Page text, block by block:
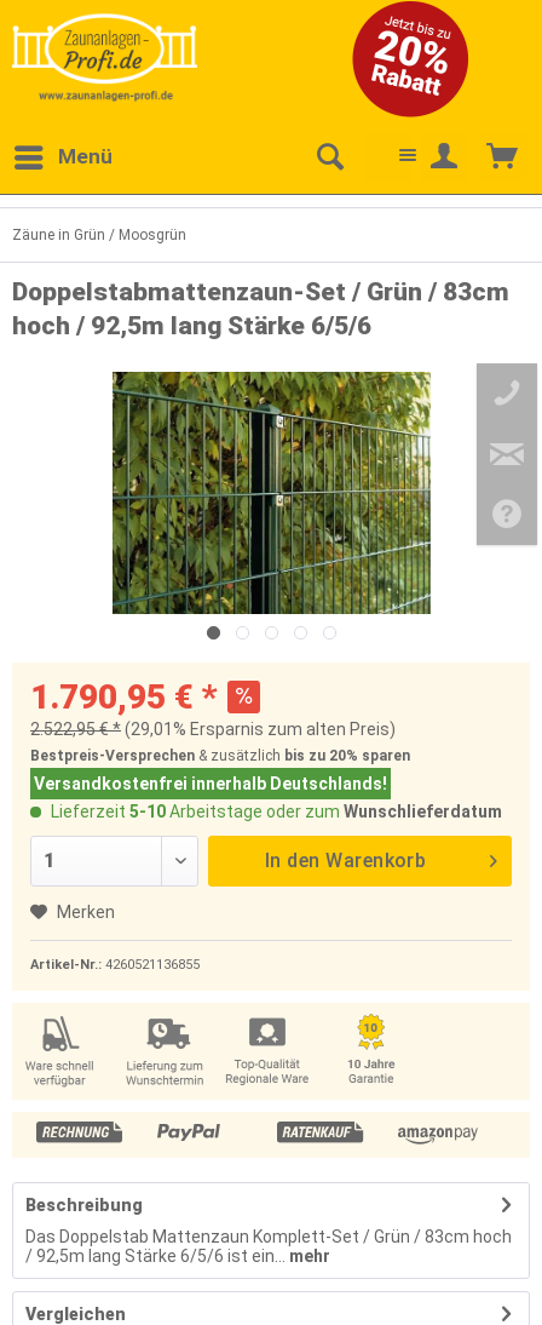
Menü
Zäune in Grün / Moosgrün
Doppelstabmattenzaun-Set / Grün / 83cm
hoch / 92,5m lang Stärke 6/5/6
1.790,95 € *
2.522,95 € *(29,01% Ersparnis zum alten Preis)
Bestpreis-Versprechen & zusätzlich bis zu 20% sparen
Versandkostenfrei innerhalb Deutschlands!
Lieferzeit 5-10Arbeitstage oder zum Wunschlieferdatum
In den Warenkorb
Merken
Artikel-Nr.: 4260521136855
Beschreibung
Das Doppelstab Mattenzaun Komplett-Set / Grün / 83cm hoch
/ 92,5m lang Stärke 6/5/6 ist ein...
mehr
Vergleichen